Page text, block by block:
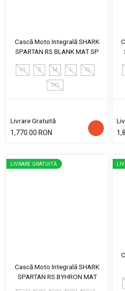
Cască Moto Integrală SHARK
SPARTAN RS BLANK MAT SP
XS S M L XL
2XL
Livrare Gratuită
1,770.00 RON
LIVRARE GRATUITĂ
Cască Moto Integrală SHARK
SPARTAN RS BYHRON MAT